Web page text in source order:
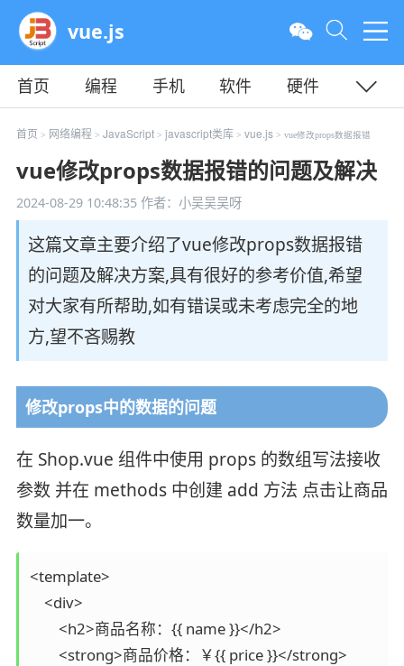
vue.js
首页 编程 手机 软件
硬件
教程
平面 服务器
首页 > 网络编程 > JavaScript> javascript类库> vue.js> vue修改props数据报错
vue修改props数据报错的问题及解决
2024-08-29 10:48:35作者：小吴吴吴呀
这篇文章主要介绍了vue修改props数据报错
的问题及解决方案,具有很好的参考价值,希望
对大家有所帮助,如有错误或未考虑完全的地
方,望不吝赐教
修改props中的数据的问题
在 Shop.vue 组件中使用 props 的数组写法接收
参数 并在 methods 中创建 add 方法 点击让商品
数量加一。
<template>
    <div>
        <h2>商品名称：{{ name }}</h2>
        <strong>商品价格：￥{{ price }}</strong>